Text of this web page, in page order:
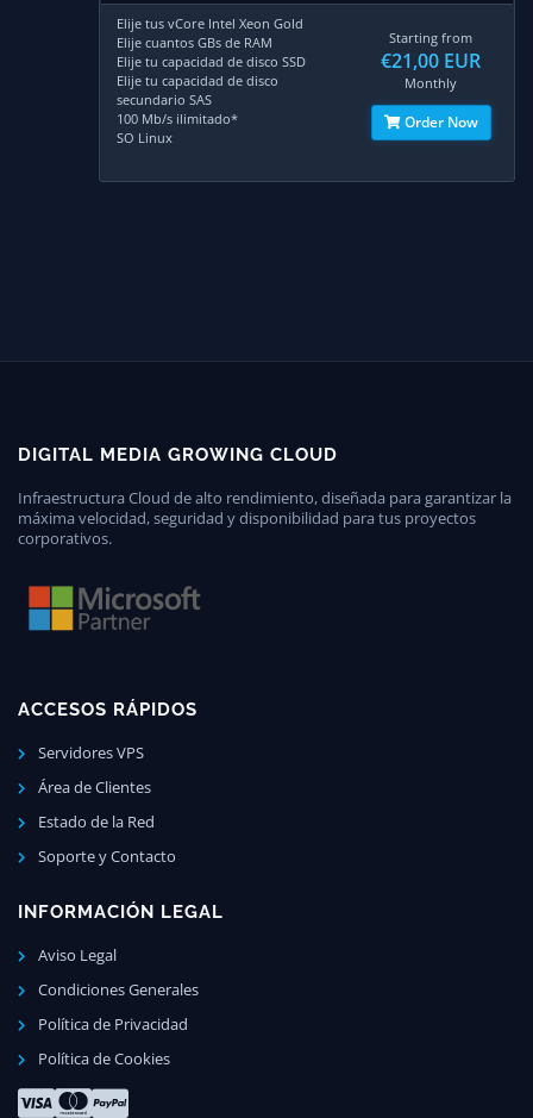
Elije tus vCore Intel Xeon Gold
Elije cuantos GBs de RAM
Elije tu capacidad de disco SSD
Elije tu capacidad de disco
secundario SAS
100 Mb/s ilimitado*
SO Linux
Starting from
€21,00 EUR
Monthly
Order Now
DIGITAL MEDIA GROWING CLOUD
Infraestructura Cloud de alto rendimiento, diseñada para garantizar la
máxima velocidad, seguridad y disponibilidad para tus proyectos
corporativos.
ACCESOS RÁPIDOS
Servidores VPS
Área de Clientes
Estado de la Red
Soporte y Contacto
INFORMACIÓN LEGAL
Aviso Legal
Condiciones Generales
Política de Privacidad
Política de Cookies